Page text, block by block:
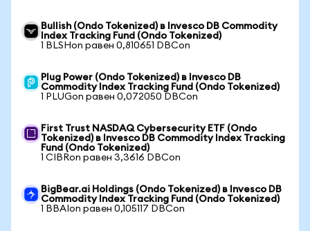
Bullish (Ondo Tokenized) в Invesco DB Commodity
Index Tracking Fund (Ondo Tokenized)
1 BLSHon равен 0,810651 DBCon
Plug Power (Ondo Tokenized) в Invesco DB
Commodity Index Tracking Fund (Ondo Tokenized)
1 PLUGon равен 0,072050 DBCon
First Trust NASDAQ Cybersecurity ETF (Ondo
Tokenized) в Invesco DB Commodity Index Tracking
Fund (Ondo Tokenized)
1 CIBRon равен 3,3616 DBCon
BigBear.ai Holdings (Ondo Tokenized) в Invesco DB
Commodity Index Tracking Fund (Ondo Tokenized)
1 BBAIon равен 0,105117 DBCon